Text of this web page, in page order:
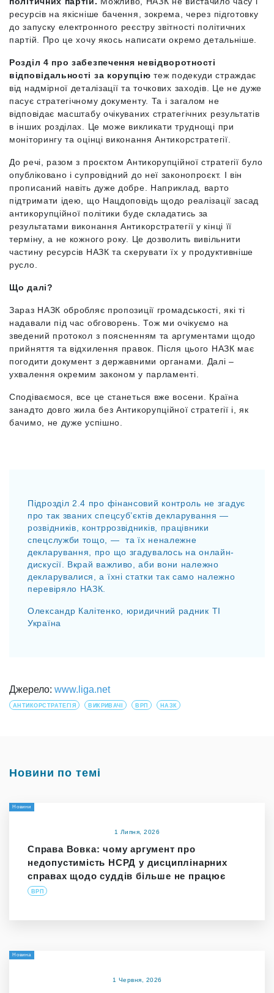
ресурсів на якісніше бачення, зокрема, через підготовку
до запуску електронного реєстру звітності політичних
партій. Про це хочу якось написати окремо детальніше.
Розділ 4 про забезпечення невідворотності
відповідальності за корупцію теж подекуди страждає
від надмірної деталізації та точкових заходів. Це не дуже
пасує стратегічному документу. Та і загалом не
відповідає масштабу очікуваних стратегічних результатів
в інших розділах. Це може викликати труднощі при
моніторингу та оцінці виконання Антикорстратегії.
До речі, разом з проєктом Антикорупційної стратегії було
опубліковано і супровідний до неї законопроєкт. І він
прописаний навіть дуже добре. Наприклад, варто
підтримати ідею, що Нацдоповідь щодо реалізації засад
антикорупційної політики буде складатись за
результатами виконання Антикорстратегії у кінці її
терміну, а не кожного року. Це дозволить вивільнити
частину ресурсів НАЗК та скерувати їх у продуктивніше
русло.
Що далі?
Зараз НАЗК обробляє пропозиції громадськості, які ті
надавали під час обговорень. Тож ми очікуємо на
зведений протокол з поясненням та аргументами щодо
прийняття та відхилення правок. Після цього НАЗК має
погодити документ з державними органами. Далі –
ухвалення окремим законом у парламенті.
Сподіваємося, все це станеться вже восени. Країна
занадто довго жила без Антикорупційної стратегії і, як
бачимо, не дуже успішно.
Підрозділ 2.4 про фінансовий контроль не згадує
про так званих спецсуб’єктів декларування —
розвідників, контррозвідників, працівники
спецслужби тощо, — та їх неналежне
декларування, про що згадувалось на онлайн-
дискусії. Вкрай важливо, аби вони належно
декларувалися, а їхні статки так само належно
перевіряло НАЗК.
Олександр Калітенко, юридичний радник ТІ
Україна
Джерело: www.liga.net
АНТИКОРСТРАТЕГІЯ ВИКРИВАЧІ ВРП НАЗК
Новини по темі
Новини
1 Липня, 2026
Справа Вовка: чому аргумент про
недопустимість НСРД у дисциплінарних
справах щодо суддів більше не працює
ВРП
Новина
1 Червня, 2026